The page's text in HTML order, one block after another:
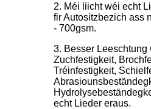
2. Méi liicht wéi echt
fir Autositzbezich ass
- 700gsm.
3. Besser Leeschtung
Zuchfestigkeit,
Tréinfestigkeit,
echt Lieder eraus.